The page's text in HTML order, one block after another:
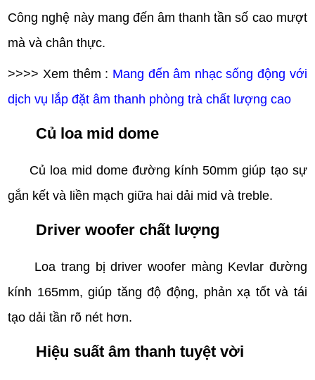
Công nghệ này mang đến âm thanh tần số cao mượt
mà và chân thực.
>>>> Xem thêm : Mang đến âm nhạc sống động với
dịch vụ lắp đặt âm thanh phòng trà chất lượng cao
Củ loa mid dome
Củ loa mid dome đường kính 50mm giúp tạo sự
gắn kết và liền mạch giữa hai dải mid và treble.
Driver woofer chất lượng
Loa trang bị driver woofer màng Kevlar đường
kính 165mm, giúp tăng độ động, phản xạ tốt và tái
tạo dải tần rõ nét hơn.
Hiệu suất âm thanh tuyệt vời